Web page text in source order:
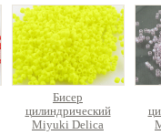
Бисер
цилиндрический
Miyuki Delica